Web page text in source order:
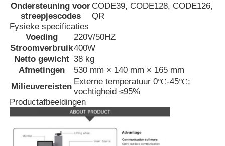
Industriële UV-printer
Continu afdichtende machine
Ondersteuning voor
streepjescodes
CODE39, CODE128, CODE126,
QR
Fysieke specificaties
Voeding
220V/50HZ
Stroomverbruik400W
Netto gewicht 38 kg
Afmetingen
530 mm × 140 mm × 165 mm
Milieuvereisten
Externe temperatuur 0℃-45℃;
vochtigheid ≤95%
Productafbeeldingen